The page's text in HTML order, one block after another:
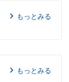
もっとみる
もっとみる